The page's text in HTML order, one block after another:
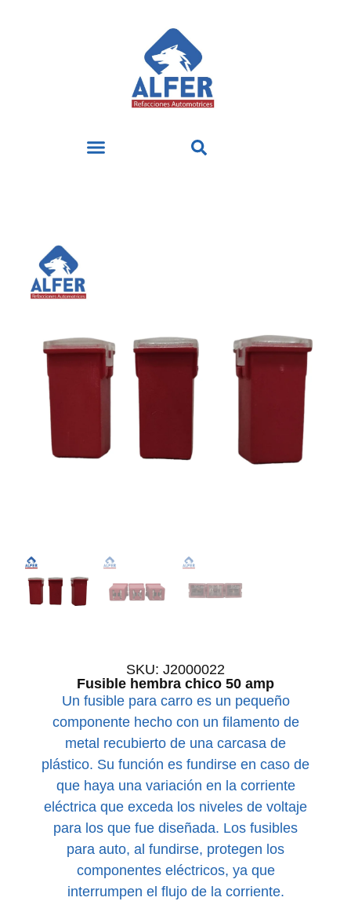
SKU: J2000022
Fusible hembra chico 50 amp
Un fusible para carro es un pequeño
componente hecho con un filamento de
metal recubierto de una carcasa de
plástico. Su función es fundirse en caso de
que haya una variación en la corriente
eléctrica que exceda los niveles de voltaje
para los que fue diseñada. Los fusibles
para auto, al fundirse, protegen los
componentes eléctricos, ya que
interrumpen el flujo de la corriente.